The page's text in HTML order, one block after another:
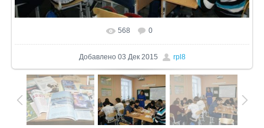
В реальном размере 1024x680
568 0
Добавлено03 Дек 2015 rpl8